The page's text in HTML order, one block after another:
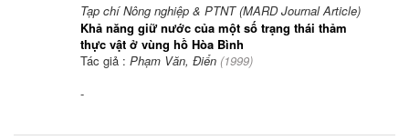
Tạp chí Nông nghiệp & PTNT (MARD Journal Article)
Khả năng giữ nước của một số trạng thái thảm
thực vật ở vùng hồ Hòa Bình
Tác giả : Phạm Văn, Điển (1999)
-